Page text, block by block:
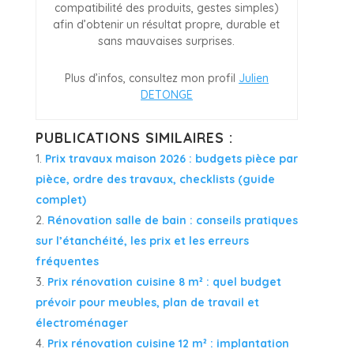
compatibilité des produits, gestes simples)
afin d’obtenir un résultat propre, durable et
sans mauvaises surprises.
Plus d’infos, consultez mon profil Julien
DETONGE
PUBLICATIONS SIMILAIRES :
Prix travaux maison 2026 : budgets pièce par
pièce, ordre des travaux, checklists (guide
complet)
Rénovation salle de bain : conseils pratiques
sur l’étanchéité, les prix et les erreurs
fréquentes
Prix rénovation cuisine 8 m² : quel budget
prévoir pour meubles, plan de travail et
électroménager
Prix rénovation cuisine 12 m² : implantation